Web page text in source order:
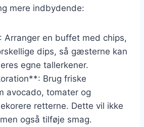
mere indbydende:
en buffet med chips,
dips, så gæsterne kan
egne tallerkener.
Brug friske
avocado, tomater og
retterne. Dette vil ikke
også tilføje smag.